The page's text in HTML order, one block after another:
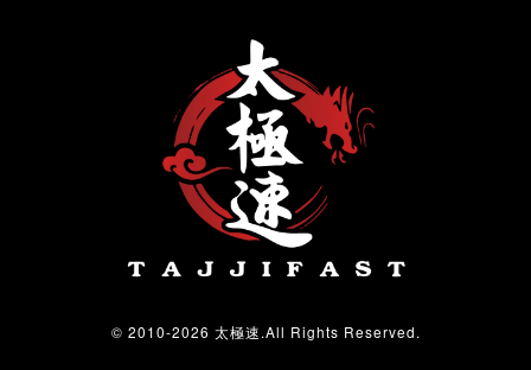
© 2010-2026 太極速.All Rights Reserved.